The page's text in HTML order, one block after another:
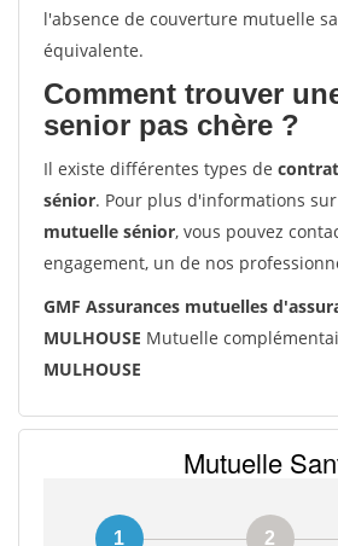
l'absence de couverture mutuelle
équivalente.
Comment trouver
senior pas chère ?
Il existe différentes types de
sénior. Pour plus d'informations
mutuelle sénior, vous pouvez
engagement, un de nos
GMF Assurances mutuelles
MULHOUSE Mutuelle
MULHOUSE